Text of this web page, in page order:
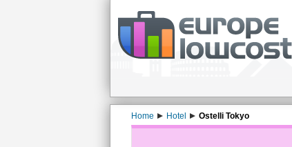
Home Hotel Ostelli Tokyo